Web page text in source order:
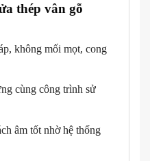
thép vân gỗ
không mối mọt, cong
cùng công trình sử
âm tốt nhờ hệ thống